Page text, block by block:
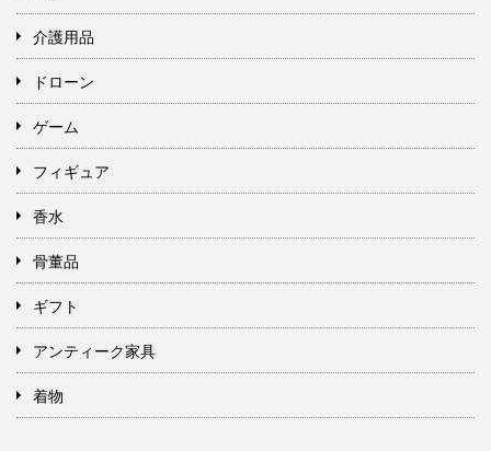
介護用品
ドローン
ゲーム
フィギュア
香水
骨董品
ギフト
アンティーク家具
着物